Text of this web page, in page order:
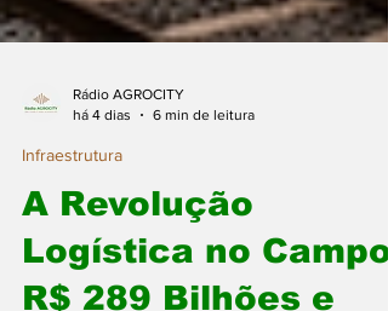
há 4 dias
Infraestrutura
A Revolução
Logística no Campo: